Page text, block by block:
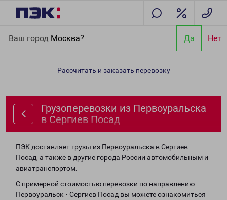
Ваш город Москва? Да Нет
Сергиев Посад
Рассчитать и заказать перевозку
Грузоперевозки из Первоуральска
в Сергиев Посад
ПЭК доставляет грузы из Первоуральска в Сергиев
Посад, а также в другие города России автомобильным и
авиатранспортом.
С примерной стоимостью перевозки по направлению
Первоуральск - Сергиев Посад вы можете ознакомиться